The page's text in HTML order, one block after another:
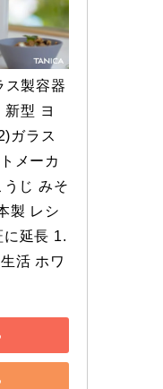
ス製容器
型 ヨ
ガラス
メーカ
じ みそ
製 レシ
に延長 1.
活 ホワ